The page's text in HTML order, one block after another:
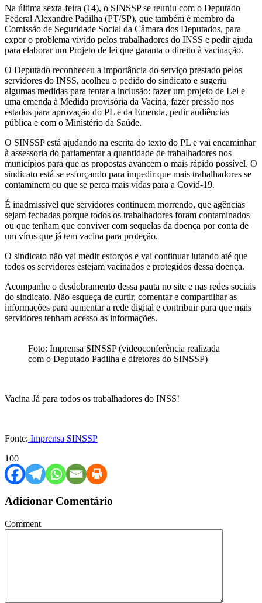
Na última sexta-feira (14), o SINSSP se reuniu com o Deputado
Federal Alexandre Padilha (PT/SP), que também é membro da
Comissão de Seguridade Social da Câmara dos Deputados, para
expor o problema vivido pelos trabalhadores do INSS e pedir ajuda
para elaborar um Projeto de lei que garanta o direito à vacinação.
O Deputado reconheceu a importância do serviço prestado pelos
servidores do INSS, acolheu o pedido do sindicato e sugeriu
algumas medidas para tentar a inclusão: fazer um projeto de Lei e
uma emenda à Medida provisória da Vacina, fazer pressão nos
estados para aprovação do PL e da Emenda, pedir audiências
pública e com o Ministério da Saúde.
O SINSSP está ajudando na escrita do texto do PL e vai encaminhar
à assessoria do parlamentar a quantidade de trabalhadores nos
municípios para que as propostas avancem o mais rápido possível. O
sindicato está se esforçando para impedir que mais trabalhadores se
contaminem ou que se perca mais vidas para a Covid-19.
É inadmissível que servidores continuem morrendo, que agências
sejam fechadas porque todos os trabalhadores foram contaminados
ou que tenham que conviver com sequelas da doença por conta de
um vírus que já tem vacina para proteção.
O sindicato não vai medir esforços e vai continuar lutando até que
todos os servidores estejam vacinados e protegidos dessa doença.
Acompanhe o desdobramento dessa pauta no site e nas redes sociais
do sindicato. Não esqueça de curtir, comentar e compartilhar as
informações para aumentar a rede digital e contribuir para que mais
servidores tenham acesso as informações.
Foto: Imprensa SINSSP (videoconferência realizada
com o Deputado Padilha e diretores do SINSSP)
Vacina Já para todos os trabalhadores do INSS!
Fonte: Imprensa SINSSP
100
Adicionar Comentário
Comment